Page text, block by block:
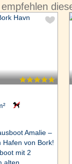
Amalie –
Hafen von Bork!
mit 2
alten